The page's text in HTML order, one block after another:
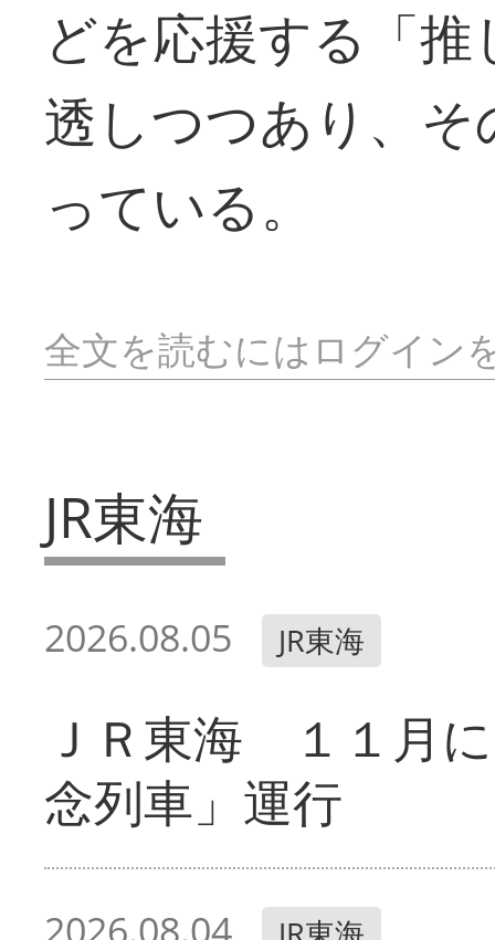
どを応援する「
透しつつあり、
っている。
全文を読むにはログイン
JR東海
2026.08.05 JR東海
ＪＲ東海 １１月
念列車」運行